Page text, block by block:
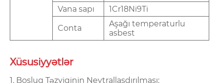
Vana sapı
1Cr18Ni9Ti
Conta
Aşağı temperaturlu
asbest
Xüsusiyyətlər
1. Boşluq Təzyiqinin Neytrallaşdırılması: